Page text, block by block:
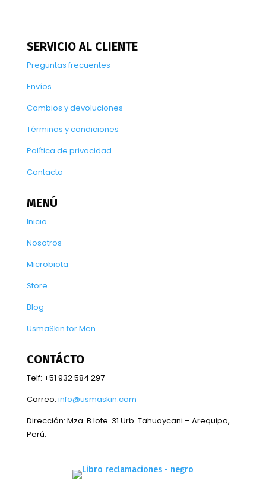
SERVICIO AL CLIENTE
Preguntas frecuentes
Envíos
Cambios y devoluciones
Términos y condiciones
Política de privacidad
Contacto
MENÚ
Inicio
Nosotros
Microbiota
Store
Blog
UsmaSkin for Men
CONTÁCTO
Telf: +51 932 584 297
Correo: info@usmaskin.com
Dirección: Mza. B lote. 31 Urb. Tahuaycani – Arequipa,
Perú.